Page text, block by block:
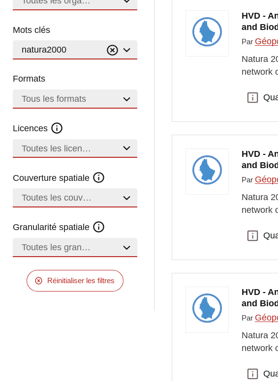
Mots clés
natura2000
Formats
Tous les formats
Licences
Toutes les licences
Couverture spatiale
Toutes les couvertures
Granularité spatiale
Toutes les granularités
Réinitialiser les filtres
HVD -
and
Par
Natura
network
HVD -
and
Par
Natura
network
HVD -
and
Par
Natura
network